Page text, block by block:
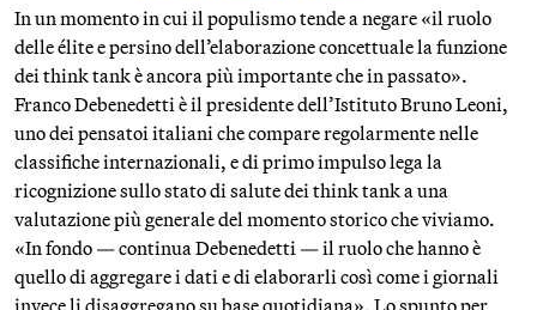
In un momento in cui il populismo tende a negare «il ruolo
delle élite e persino dell’elaborazione concettuale la funzione
dei think tank è ancora più importante che in passato».
Franco Debenedetti è il presidente dell’Istituto Bruno Leoni,
uno dei pensatoi italiani che compare regolarmente nelle
classifiche internazionali, e di primo impulso lega la
ricognizione sullo stato di salute dei think tank a una
valutazione più generale del momento storico che viviamo.
«In fondo — continua Debenedetti — il ruolo che hanno è
quello di aggregare i dati e di elaborarli così come i giornali
invece li disaggregano su base quotidiana». Lo spunto per